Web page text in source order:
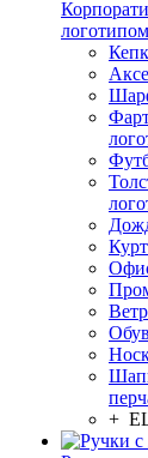
логотипом
+